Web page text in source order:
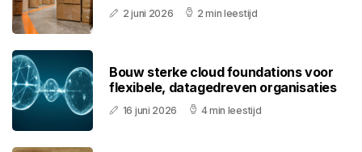
2 juni 2026 2 min leestijd
Bouw sterke cloud foundations voor
flexibele, datagedreven organisaties
16 juni 2026 4 min leestijd